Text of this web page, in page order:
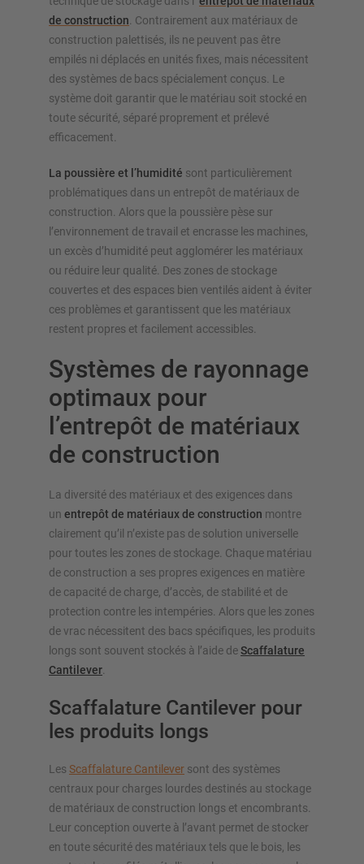
de construction. Contrairement aux matériaux de
construction palettisés, ils ne peuvent pas être
empilés ni déplacés en unités fixes, mais nécessitent
des systèmes de bacs spécialement conçus. Le
système doit garantir que le matériau soit stocké en
toute sécurité, séparé proprement et prélevé
efficacement.
La poussière et l’humidité sont particulièrement
problématiques dans un entrepôt de matériaux de
construction. Alors que la poussière pèse sur
l’environnement de travail et encrasse les machines,
un excès d’humidité peut agglomérer les matériaux
ou réduire leur qualité. Des zones de stockage
couvertes et des espaces bien ventilés aident à éviter
ces problèmes et garantissent que les matériaux
restent propres et facilement accessibles.
Systèmes de rayonnage
optimaux pour
l’entrepôt de matériaux
de construction
La diversité des matériaux et des exigences dans
un entrepôt de matériaux de construction montre
clairement qu’il n’existe pas de solution universelle
pour toutes les zones de stockage. Chaque matériau
de construction a ses propres exigences en matière
de capacité de charge, d’accès, de stabilité et de
protection contre les intempéries. Alors que les zones
de vrac nécessitent des bacs spécifiques, les produits
longs sont souvent stockés à l’aide deScaffalature
Cantilever.
Scaffalature Cantilever pour
les produits longs
Les Scaffalature Cantilever sont des systèmes
centraux pour charges lourdes destinés au stockage
de matériaux de construction longs et encombrants.
Leur conception ouverte à l’avant permet de stocker
en toute sécurité des matériaux tels que le bois, les